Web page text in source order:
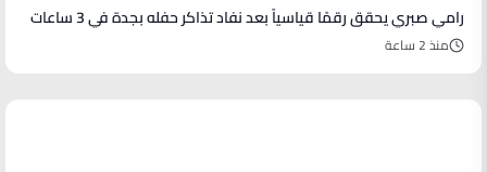
رامي صبري يحقق رقمًا قياسياً بعد نفاد تذاكر حفله بجدة في 3 ساعات
منذ 2 ساعة